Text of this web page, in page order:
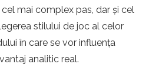
mai complex pas, dar și cel
stilului de joc al celor
în care se vor influența
analitic real.